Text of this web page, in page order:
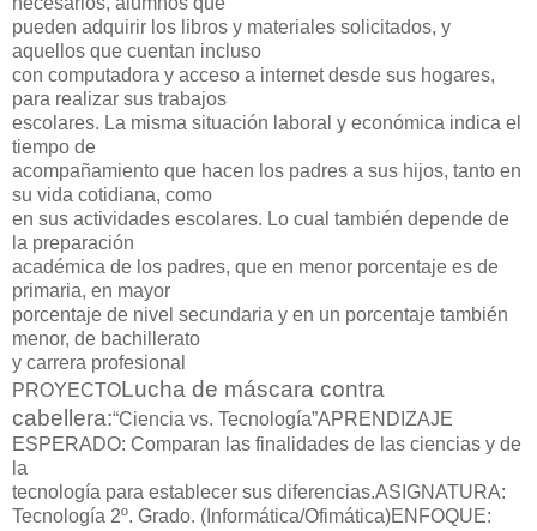
pueden adquirir los libros y materiales solicitados, y
aquellos que cuentan incluso
con computadora y acceso a internet desde sus hogares,
para realizar sus trabajos
escolares. La misma situación laboral y económica indica el
tiempo de
acompañamiento que hacen los padres a sus hijos, tanto en
su vida cotidiana, como
en sus actividades escolares. Lo cual también depende de
la preparación
académica de los padres, que en menor porcentaje es de
primaria, en mayor
porcentaje de nivel secundaria y en un porcentaje también
menor, de bachillerato
y carrera profesional
PROYECTOLucha de máscara contra
cabellera:“Ciencia vs. Tecnología”APRENDIZAJE
ESPERADO: Comparan las finalidades de las ciencias y de
la
tecnología para establecer sus diferencias.ASIGNATURA:
Tecnología 2º. Grado. (Informática/Ofimática)ENFOQUE: